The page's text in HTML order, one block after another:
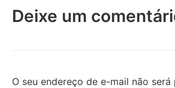
Deixe um
O seu endereço de e-mail não será